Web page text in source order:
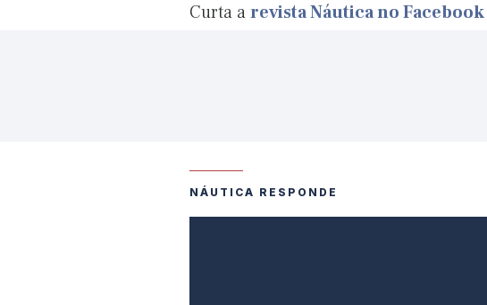
Curta arevista Náutica no Facebook
NÁUTICA RESPONDE